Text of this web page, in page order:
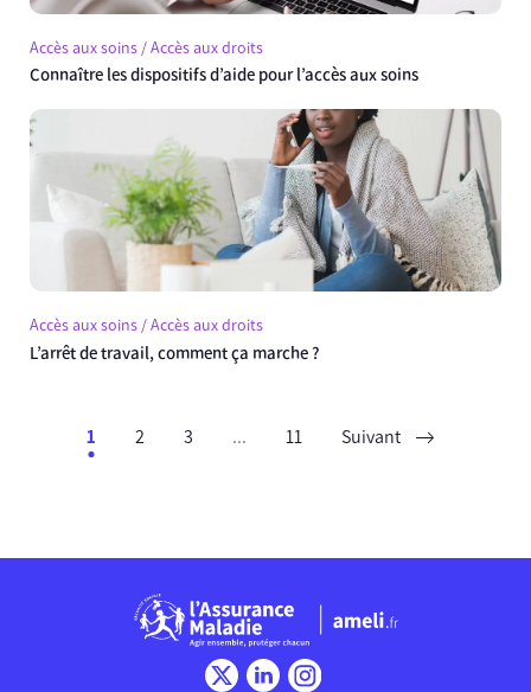
Accès aux soins / Accès aux droits
Connaître les dispositifs d’aide pour l’accès aux soins
Accès aux soins / Accès aux droits
L’arrêt de travail, comment ça marche ?
1 2 3 ... 11 Suivant